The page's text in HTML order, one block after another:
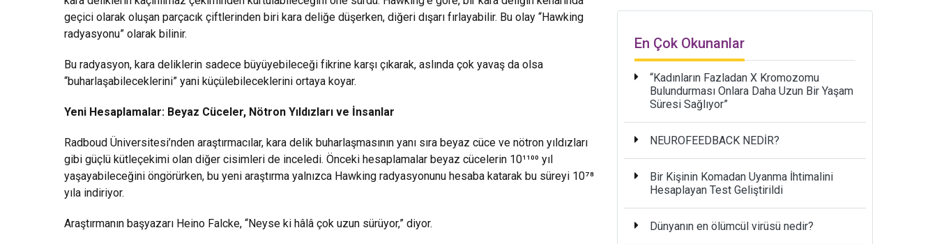
geçici olarak oluşan parçacık çiftlerinden biri kara deliğe düşerken, diğeri dışarı fırlayabilir. Bu olay “Hawking
radyasyonu” olarak bilinir.
Bu radyasyon, kara deliklerin sadece büyüyebileceği fikrine karşı çıkarak, aslında çok yavaş da olsa
“buharlaşabileceklerini” yani küçülebileceklerini ortaya koyar.
Yeni Hesaplamalar: Beyaz Cüceler, Nötron Yıldızları ve İnsanlar
Radboud Üniversitesi’nden araştırmacılar, kara delik buharlaşmasının yanı sıra beyaz cüce ve nötron yıldızları
gibi güçlü kütleçekimi olan diğer cisimleri de inceledi. Önceki hesaplamalar beyaz cücelerin 10¹¹⁰⁰ yıl
yaşayabileceğini öngörürken, bu yeni araştırma yalnızca Hawking radyasyonunu hesaba katarak bu süreyi 10⁷⁸
yıla indiriyor.
Araştırmanın başyazarı Heino Falcke, “Neyse ki hâlâ çok uzun sürüyor,” diyor.
En Çok Okunanlar
“Kadınların Fazladan X Kromozomu
Bulundurması Onlara Daha Uzun Bir Yaşam
Süresi Sağlıyor”
NEUROFEEDBACK NEDİR?
Bir Kişinin Komadan Uyanma İhtimalini
Hesaplayan Test Geliştirildi
Dünyanın en ölümcül virüsü nedir?